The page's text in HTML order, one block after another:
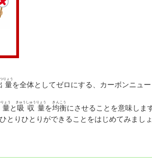
量
りょう
を全体としてゼロにする、カーボンニュ
ょう
と 吸収量
きゅうしゅうりょう
を均衡
きんこう
にさせることを意味しま
とりひとりができることをはじめてみましょ